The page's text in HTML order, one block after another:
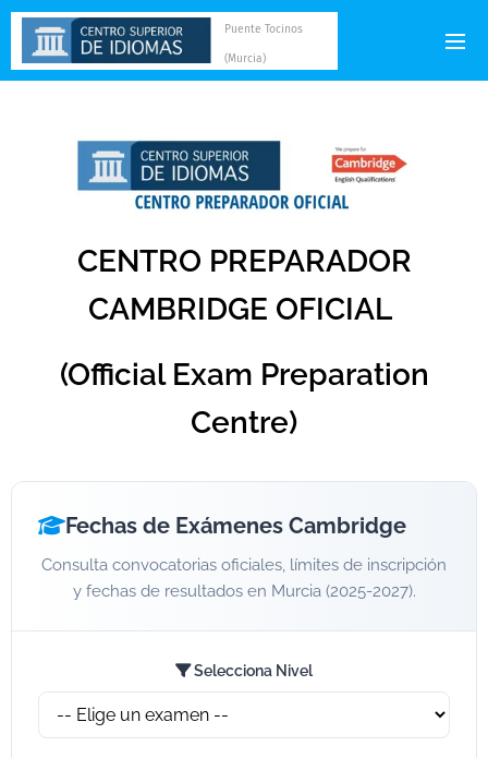
Puente Tocinos
(Murcia)
CENTRO PREPARADOR
CAMBRIDGE OFICIAL
(Official Exam Preparation
Centre)
Fechas de Exámenes Cambridge
Consulta convocatorias oficiales, límites de inscripción
y fechas de resultados en Murcia (2025-2027).
Selecciona Nivel